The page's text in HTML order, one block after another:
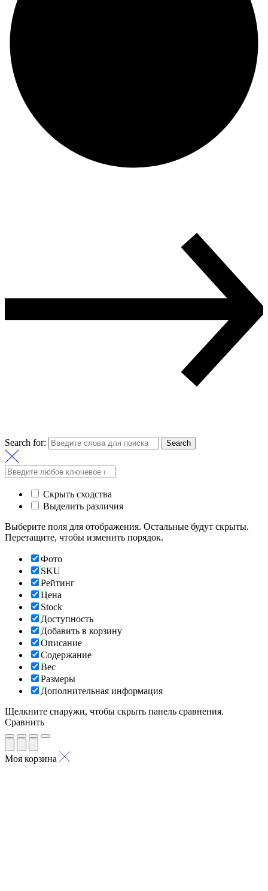
Search for: Search
Скрыть сходства
Выделить различия
Выберите поля для отображения. Остальные будут скрыты.
Перетащите, чтобы изменить порядок.
Фото
SKU
Рейтинг
Цена
Stock
Доступность
Добавить в корзину
Описание
Содержание
Вес
Размеры
Дополнительная информация
Щелкните снаружи, чтобы скрыть панель сравнения.
Сравнить
Моя корзина